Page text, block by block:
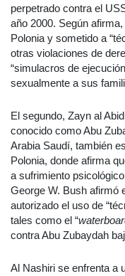
perpetrado contra el
año 2000. Según
Polonia y sometido a
otras violaciones de
“simulacros de
sexualmente a sus
El segundo, Zayn al
conocido como Abu
Arabia Saudí, también
Polonia, donde afirma
a sufrimiento
George W. Bush afirmó
autorizado el uso de
tales como el “
contra Abu Zubaydah
Al Nashiri se enfrenta a